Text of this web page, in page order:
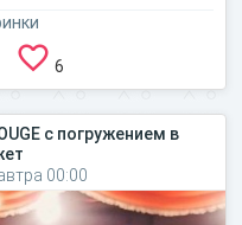
6
с погружением в
00:00